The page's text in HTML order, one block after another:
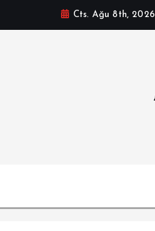
Cts. Ağu 8th, 2026